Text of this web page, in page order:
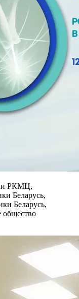
РКМЦ,
Беларусь,
Беларусь,
общество